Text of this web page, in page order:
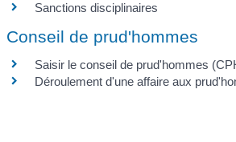
Sanctions disciplinaires
Conseil de prud'hommes
Saisir le conseil de prud'hommes
Déroulement d'une affaire aux